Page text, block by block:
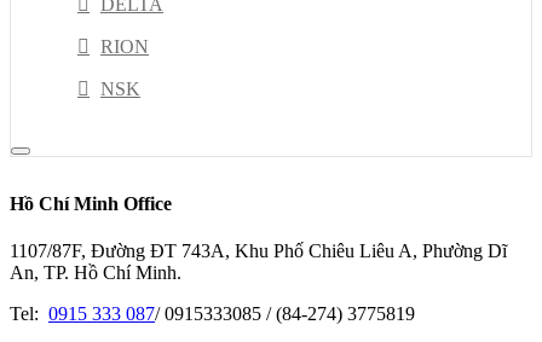
RION
NSK
JEL
Kyoritsu
Hồ Chí Minh Office
1107/87F, Đường ĐT 743A, Khu Phố Chiêu Liêu A, Phường Dĩ
An, TP. Hồ Chí Minh.
Tel: 0915 333 087/ 0915333085 / (84-274) 3775819